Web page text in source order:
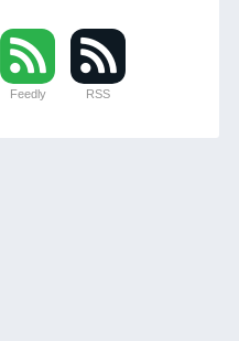
Feedly RSS